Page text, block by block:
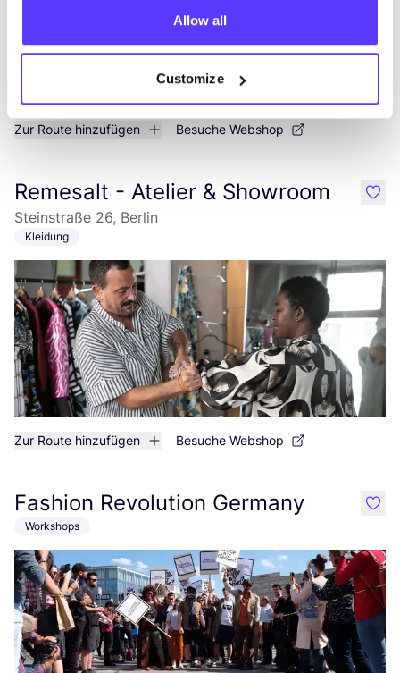
Allow all
Customize
Zur Route hinzufügen Besuche Webshop
Remesalt - Atelier & Showroom
Steinstraße 26, Berlin
Kleidung
Zur Route hinzufügen Besuche Webshop
like
Fashion Revolution Germany
Workshops
like